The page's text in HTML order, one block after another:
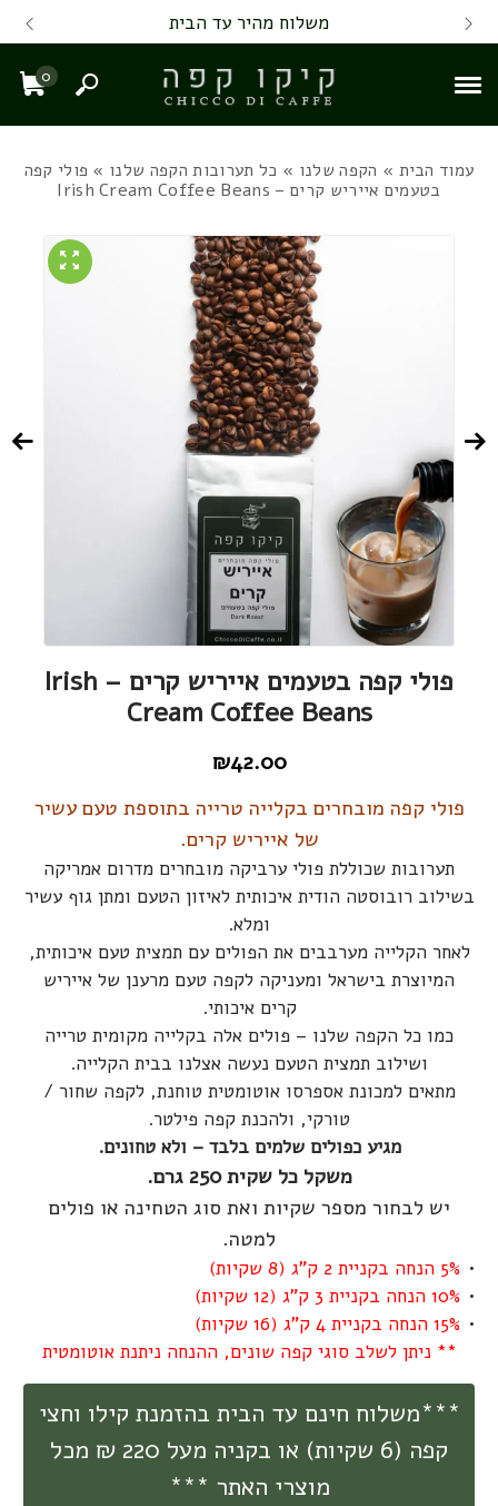
Skip to Content
Contact Us משלוח מהיר עד הבית
0
חיפוש
עמוד הבית » הקפה שלנו » כל תערובות הקפה שלנו » פולי קפה
בטעמים אייריש קרים – Irish Cream Coffee Beans
פולי קפה בטעמים אייריש קרים – Irish
Cream Coffee Beans
₪42.00
פולי קפה מובחרים בקלייה טרייה בתוספת טעם עשיר
של אייריש קרים.
תערובות שכוללת פולי ערביקה מובחרים מדרום אמריקה
בשילוב רובוסטה הודית איכותית לאיזון הטעם ומתן גוף עשיר
ומלא.
לאחר הקלייה מערבבים את הפולים עם תמצית טעם איכותית,
המיוצרת בישראל ומעניקה לקפה טעם מרענן של אייריש
קרים איכותי.
כמו כל הקפה שלנו – פולים אלה בקלייה מקומית טרייה
ושילוב תמצית הטעם נעשה אצלנו בבית הקלייה.
מתאים למכונת אספרסו אוטומטית טוחנת, לקפה שחור /
טורקי, ולהכנת קפה פילטר.
מגיע כפולים שלמים בלבד – ולא טחונים.
משקל כל שקית 250 גרם.
יש לבחור מספר שקיות ואת סוג הטחינה או פולים
למטה.
5% הנחה בקניית 2 ק"ג (8 שקיות)
10% הנחה בקניית 3 ק"ג (12 שקיות)
15% הנחה בקניית 4 ק"ג (16 שקיות)
** ניתן לשלב סוגי קפה שונים, ההנחה ניתנת אוטומטית
***משלוח חינם עד הבית בהזמנת קילו וחצי
קפה (6 שקיות) או בקניה מעל 220 ₪ מכל
מוצרי האתר ***
Back top top